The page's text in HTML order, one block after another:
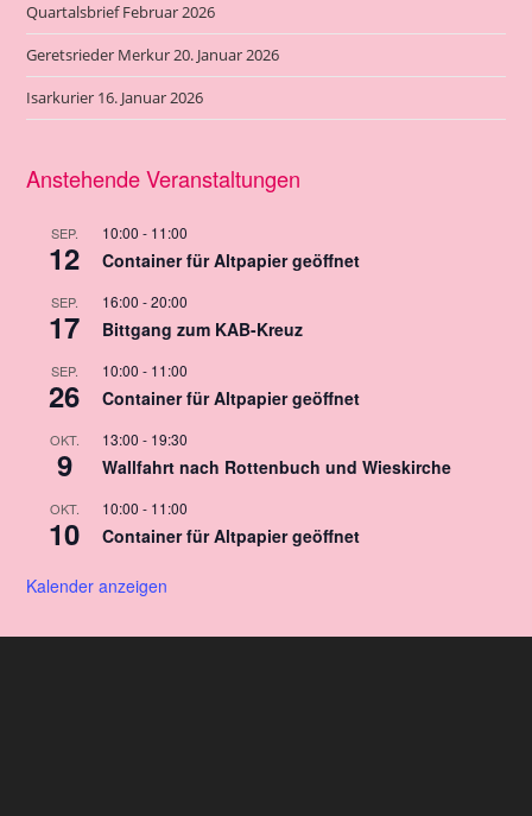
Quartalsbrief Februar 2026
Geretsrieder Merkur 20. Januar 2026
Isarkurier 16. Januar 2026
Anstehende Veranstaltungen
SEP.
12
10:00 - 11:00
Container für Altpapier geöffnet
SEP.
17
16:00 -20:00
Bittgang zum KAB-Kreuz
SEP.
26
10:00 - 11:00
Container für Altpapier geöffnet
OKT.
9
13:00 - 19:30
Wallfahrt nach Rottenbuch und Wieskirche
OKT.
10
10:00 - 11:00
Container für Altpapier geöffnet
Kalender anzeigen